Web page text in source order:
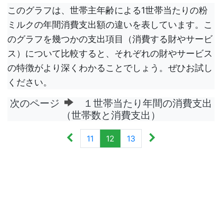
このグラフは、世帯主年齢による1世帯当たりの粉
ミルクの年間消費支出額の違いを表しています。こ
のグラフを幾つかの支出項目（消費する財やサービ
ス）について比較すると、それぞれの財やサービス
の特徴がより深くわかることでしょう。ぜひお試し
ください。
次のページ
１世帯当たり年間の消費支出
（世帯数と消費支出）
11 12 13